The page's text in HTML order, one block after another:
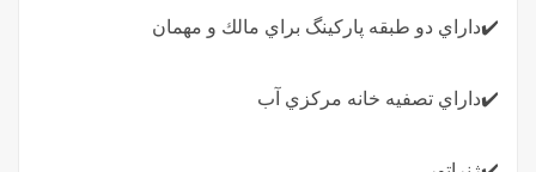
✔️داراي دو طبقه پاركينگ براي مالك و مهمان
✔️داراي تصفيه خانه مركزي آب